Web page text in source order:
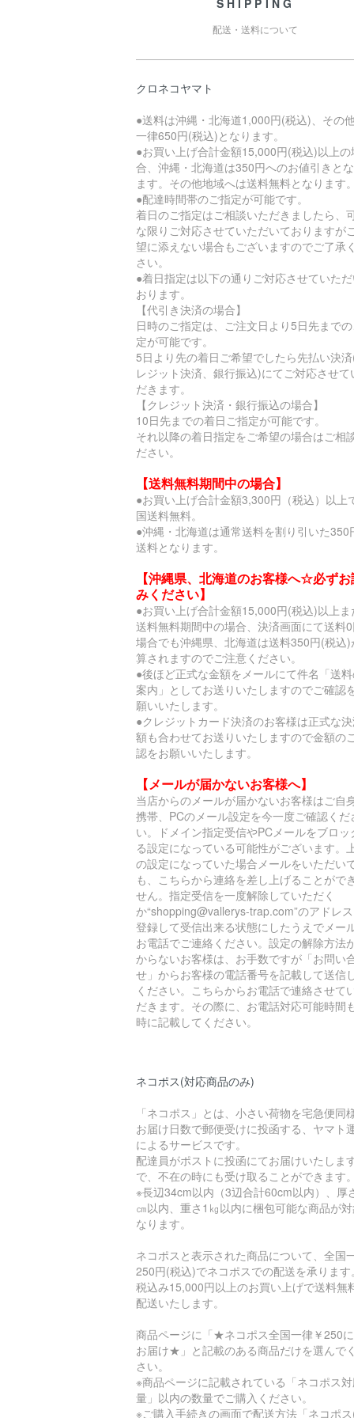
SHIPPING
配送・送料について
クロネコヤマト
●送料は沖縄・北海道1,000円(税込)、その
一律650円(税込)となります。
●お買い上げ合計金額15,000円(税込)以上の
合、沖縄・北海道は350円へのお値引きと
ます。その他地域へは送料無料となります。
●配達時間帯のご指定が可能です。
着日のご指定はご相談いただきましたら、
な限りご対応させていただいておりますが
望に添えない場合もございますのでご了承
さい。
●着日指定は以下の通りご対応させていただ
おります。
【代引き決済の場合】
日時のご指定は、ご注文日より5日先まで
定が可能です。
5日より先の着日ご希望でしたら先払い決済
レジット決済、銀行振込)にてご対応させて
だきます。
【クレジット決済・銀行振込の場合】
10日先までの着日ご指定が可能です。
それ以降の着日指定をご希望の場合はご相
ださい。
【送料無料期間中の場合】
●お買い上げ合計金額3,300円（税込）以上
国送料無料。
●沖縄・北海道は通常送料を割り引いた350
送料となります。
【沖縄県、北海道のお客様へ☆必ず
みください】
●お買い上げ合計金額15,000円(税込)以上ま
送料無料期間中の場合、決済画面にて送料
場合でも沖縄県、北海道は送料350円(税込)
算されますのでご注意ください。
●後ほど正式な金額をメールにて件名「送
案内」としてお送りいたしますのでご確認
願いいたします。
●クレジットカード決済のお客様は正式な
額も合わせてお送りいたしますので金額の
認をお願いいたします。
【メールが届かないお客様へ】
当店からのメールが届かないお客様はご自
携帯、PCのメール設定を今一度ご確認くだ
い。ドメイン指定受信やPCメールをブロッ
る設定になっている可能性がございます。
の設定になっていた場合メールをいただい
も、こちらから連絡を差し上げることがで
せん。指定受信を一度解除していただく
か“shopping@vallerys-trap.com”のアドレ
登録して受信出来る状態にしたうえでメー
お電話でご連絡ください。設定の解除方法
からないお客様は、お手数ですが「お問い
せ」からお客様の電話番号を記載して送信
ください。こちらからお電話で連絡させて
だきます。その際に、お電話対応可能時間
時に記載してください。
ネコポス(対応商品のみ)
「ネコポス」とは、小さい荷物を宅急便同
お届け日数で郵便受けに投函する、ヤマト
によるサービスです。
配達員がポストに投函にてお届けいたしま
で、不在の時にも受け取ることができます。
※長辺34cm以内（3辺合計60cm以内）、厚
㎝以内、重さ1㎏以内に梱包可能な商品が対
なります。
ネコポスと表示された商品について、全国
250円(税込)でネコポスでの配送を承ります。
税込み15,000円以上のお買い上げで送料無
配送いたします。
商品ページに「★ネコポス全国一律￥250
お届け★」と記載のある商品だけを選んで
さい。
※商品ページに記載されている「ネコポス
量」以内の数量でご購入ください。
※ご購入手続きの画面で配送方法「ネコポ